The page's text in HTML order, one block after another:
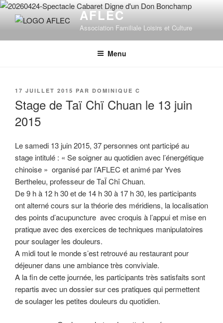
Aller
principal
AFLEC
Association Familiale Loisirs et Culture
Menu
PUBLIÉ
17 JUILLET 2015 PAR DOMINIQUE C
Stage de Taï Chï Chuan le 13 juin
2015
Le samedi 13 juin 2015, 37 personnes ont participé au
stage intitulé : « Se soigner au quotidien avec l’énergétique
chinoise » organisé par l’AFLEC et animé par Yves
Bertheleu, professeur de TaÏ Chï Chuan.
De 9 h à 12 h 30 et de 14 h 30 à 17 h 30, les participants
ont alterné cours sur la théorie des méridiens, la localisation
des points d’acupuncture avec croquis à l’appui et mise en
pratique avec des exercices de techniques manipulatoires
pour soulager les douleurs.
A midi tout le monde s’est retrouvé au restaurant pour
déjeuner dans une ambiance très conviviale.
A la fin de cette journée, les participants très satisfaits sont
repartis avec un dossier sur ces pratiques qui permettent
de soulager les petites douleurs du quotidien.